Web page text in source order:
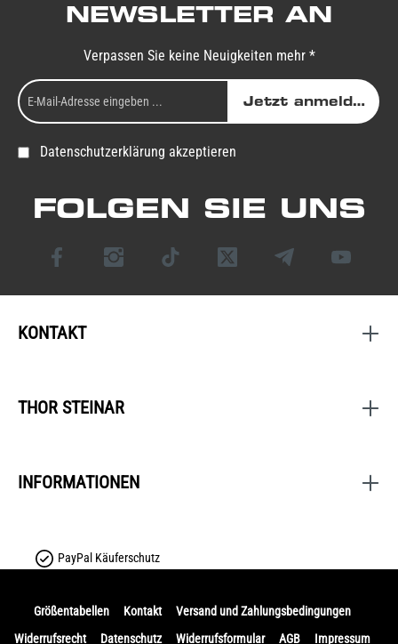
NEWSLETTER AN
Verpassen Sie keine Neuigkeiten mehr *
Jetzt anmelden
Datenschutzerklärung akzeptieren
FOLGEN SIE UNS
KONTAKT
THOR STEINAR
INFORMATIONEN
PayPal Käuferschutz
Größentabellen Kontakt
Versand und Zahlungsbedingungen
Widerrufsrecht
Datenschutz Widerrufsformular AGB Impressum